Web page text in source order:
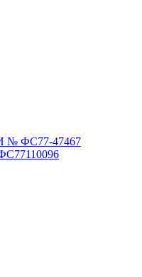
№ ФС77-47467